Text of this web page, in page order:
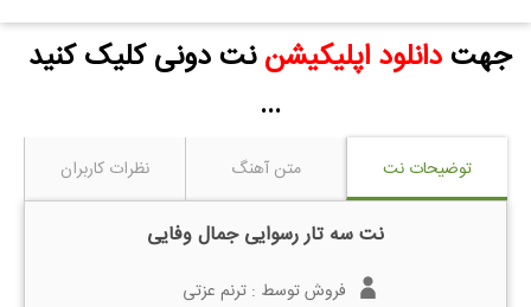
جهتدانلود اپلیکیشن نت دونی کلیک کنید
...
توضیحات نت متن آهنگ نظرات کاربران
نت سه تار رسوایی جمال وفایی
فروش توسط : ترنم عزتی